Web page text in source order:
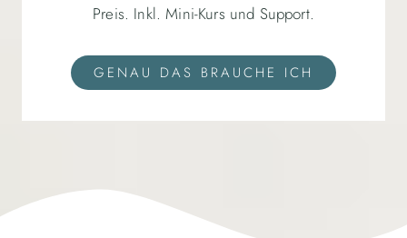
Preis. Inkl. Mini-Kurs und Support.
GENAU DAS BRAUCHE ICH